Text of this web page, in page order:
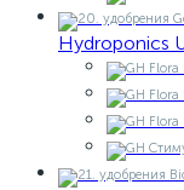
Hydroponics